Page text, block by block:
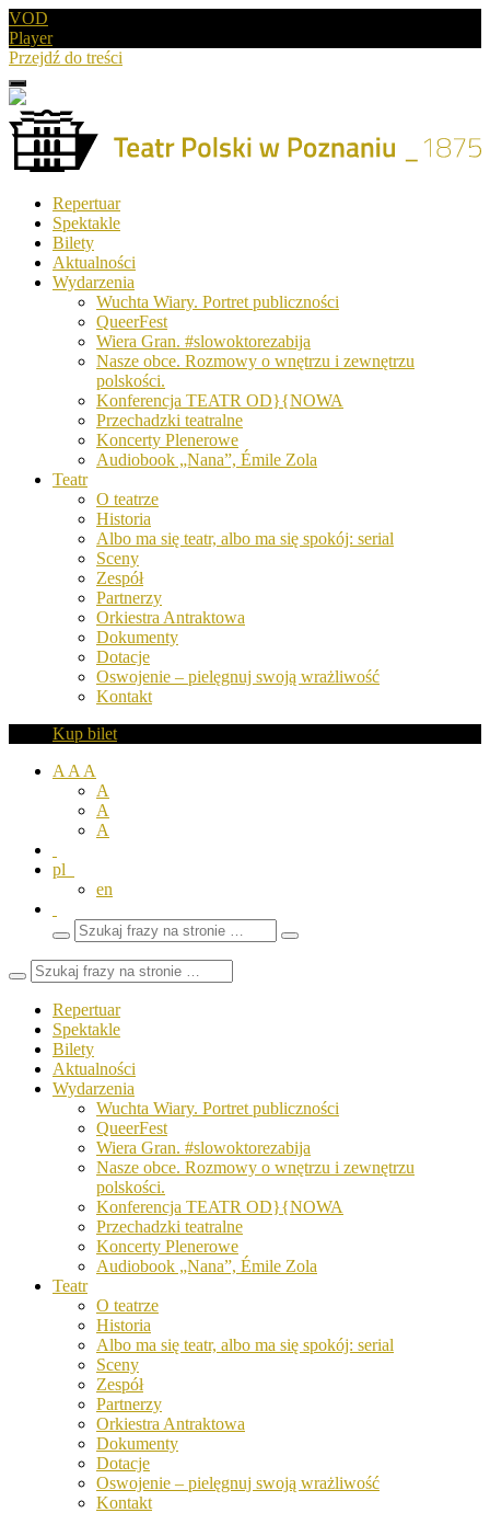
VOD
Player
Przejdź do treści
Menu
Drugie
logo
Teatr
Polski
Poznaniu
Repertuar
Spektakle
Bilety
Aktualności
Wydarzenia
Wuchta Wiary. Portret publiczności
QueerFest
Wiera Gran. #slowoktorezabija
Nasze obce. Rozmowy o wnętrzu i zewnętrzu
polskości.
Konferencja TEATR OD}{NOWA
Przechadzki teatralne
Koncerty Plenerowe
Audiobook „Nana”, Émile Zola
Teatr
O teatrze
Historia
Albo ma się teatr, albo ma się spokój: serial
Sceny
Zespół
Partnerzy
Orkiestra Antraktowa
Dokumenty
Dotacje
Oswojenie – pielęgnuj swoją wrażliwość
Kontakt
Kup bilet
A A A
A
A
A
pl
en
Wyszukaj
frazy
Zamknij
Repertuar
Spektakle
Bilety
Aktualności
Wydarzenia
Wuchta Wiary. Portret publiczności
QueerFest
Wiera Gran. #slowoktorezabija
Nasze obce. Rozmowy o wnętrzu i zewnętrzu
polskości.
Konferencja TEATR OD}{NOWA
Przechadzki teatralne
Koncerty Plenerowe
Audiobook „Nana”, Émile Zola
Teatr
O teatrze
Historia
Albo ma się teatr, albo ma się spokój: serial
Sceny
Zespół
Partnerzy
Orkiestra Antraktowa
Dokumenty
Dotacje
Oswojenie – pielęgnuj swoją wrażliwość
Kontakt